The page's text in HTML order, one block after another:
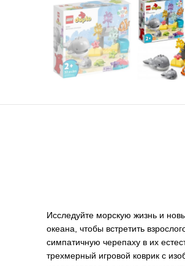
Исследуйте морскую жизнь и
океана, чтобы встретить
симпатичную черепаху в их
трехмерный игровой коврик с